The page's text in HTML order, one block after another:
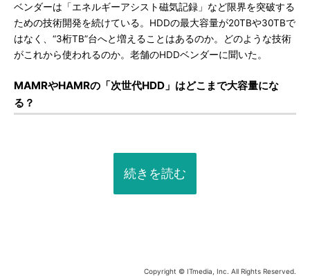
ベンダーは「エネルギーアシスト磁気記録」など限界を突破する
ための技術開発を続けている。HDDの最大容量が20TBや30TBで
はなく、“3桁TB”台へと増えることはあるのか。どのような技術
がこれから使われるのか。老舗のHDDベンダーに聞いた。
MAMRやHAMRの「次世代HDD」はどこまで大容量にな
る？
続きを読む
Copyright © ITmedia, Inc. All Rights Reserved.